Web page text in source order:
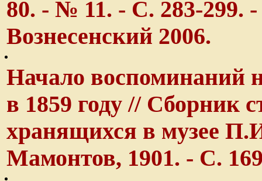
80. - № 11. - С. 283-299.
Вознесенский 2006.
Начало воспоминаний
в 1859 году // Сборник
хранящихся в музее
Мамонтов, 1901. - С.